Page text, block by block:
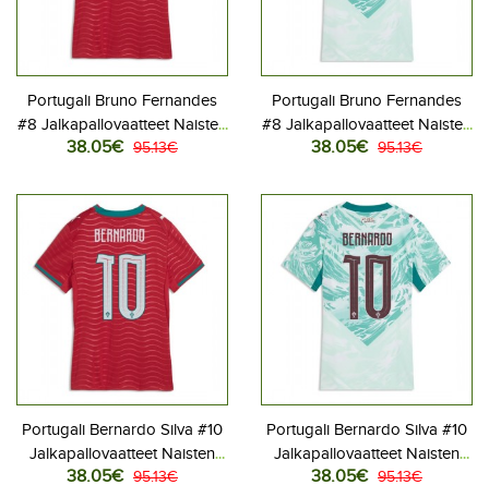
Portugali Bruno Fernandes
#8 Jalkapallovaatteet Naisten
Kotipaita MM-kisat 2026
38.05€ 95.13€
Portugali Bruno Fernandes
#8 Jalkapallovaatteet Naisten
Vieraspaita MM-kisat 2026
38.05€ 95.13€
Portugali Bernardo Silva #10
Jalkapallovaatteet Naisten
Kotipaita MM-kisat 2026
38.05€ 95.13€
Portugali Bernardo Silva #10
Jalkapallovaatteet Naisten
Vieraspaita MM-kisat 2026
38.05€ 95.13€